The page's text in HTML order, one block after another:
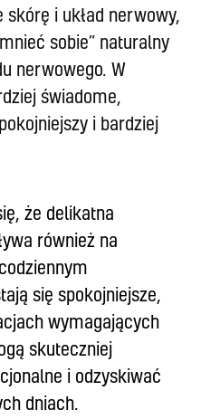
i układ nerwowy,
sobie” naturalny
nerwowego. W
świadome,
i bardziej
że delikatna
również na
się spokojniejsze,
wymagających
skuteczniej
i odzyskiwać
dniach.